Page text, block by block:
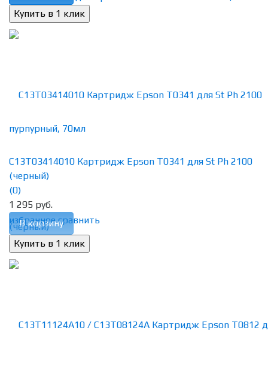
избранное сравнить
C13T03414010 Картридж Epson T0341 для St Ph 2100
(черный)
(0)
1 295 руб.
В корзину